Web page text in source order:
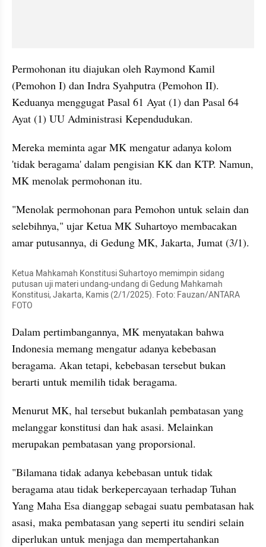
Permohonan itu diajukan oleh Raymond Kamil
(Pemohon I) dan Indra Syahputra (Pemohon II).
Keduanya menggugat Pasal 61 Ayat (1) dan Pasal 64
Ayat (1) UU Administrasi Kependudukan.
Mereka meminta agar MK mengatur adanya kolom
'tidak beragama' dalam pengisian KK dan KTP. Namun,
MK menolak permohonan itu.
"Menolak permohonan para Pemohon untuk selain dan
selebihnya," ujar Ketua MK Suhartoyo membacakan
amar putusannya, di Gedung MK, Jakarta, Jumat (3/1).
Ketua Mahkamah Konstitusi Suhartoyo memimpin sidang
putusan uji materi undang-undang di Gedung Mahkamah
Konstitusi, Jakarta, Kamis (2/1/2025). Foto: Fauzan/ANTARA
FOTO
Dalam pertimbangannya, MK menyatakan bahwa
Indonesia memang mengatur adanya kebebasan
beragama. Akan tetapi, kebebasan tersebut bukan
berarti untuk memilih tidak beragama.
Menurut MK, hal tersebut bukanlah pembatasan yang
melanggar konstitusi dan hak asasi. Melainkan
merupakan pembatasan yang proporsional.
"Bilamana tidak adanya kebebasan untuk tidak
beragama atau tidak berkepercayaan terhadap Tuhan
Yang Maha Esa dianggap sebagai suatu pembatasan hak
asasi, maka pembatasan yang seperti itu sendiri selain
diperlukan untuk menjaga dan mempertahankan